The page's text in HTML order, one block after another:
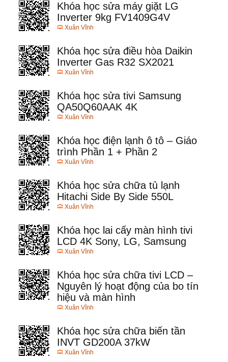
Khóa học sửa máy giặt LG
Inverter 9kg FV1409G4V
Xuân Vĩnh
Khóa học sửa điều hòa Daikin
Inverter Gas R32 SX2021
Xuân Vĩnh
Khóa học sửa tivi Samsung
QA50Q60AAK 4K
Xuân Vĩnh
Khóa học điện lạnh ô tô – Giáo
trình Phần 1 + Phần 2
Xuân Vĩnh
Khóa học sửa chữa tủ lạnh
Hitachi Side By Side 550L
Xuân Vĩnh
Khóa học lai cấy màn hình tivi
LCD 4K Sony, LG, Samsung
Xuân Vĩnh
Khóa học sửa chữa tivi LCD –
Nguyên lý hoạt động của bo tín
hiệu và màn hình
Xuân Vĩnh
Khóa học sửa chữa biến tần
INVT GD200A 37kW
Xuân Vĩnh